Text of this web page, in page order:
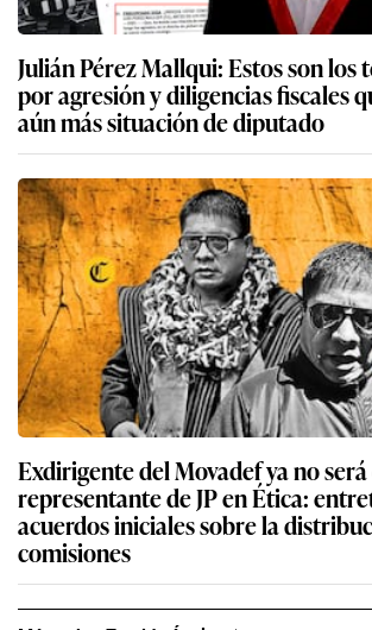
Julián Pérez Mallqui: Estos son los
por agresión y diligencias fiscales
aún más situación de diputado
Exdirigente del Movadef ya no
representante de JP en Ética:
acuerdos iniciales sobre la
comisiones